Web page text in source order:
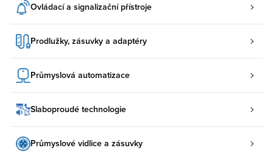
Ovládací a signalizační přístroje
Prodlužky, zásuvky a adaptéry
Průmyslová automatizace
Slaboproudé technologie
Průmyslové vidlice a zásuvky